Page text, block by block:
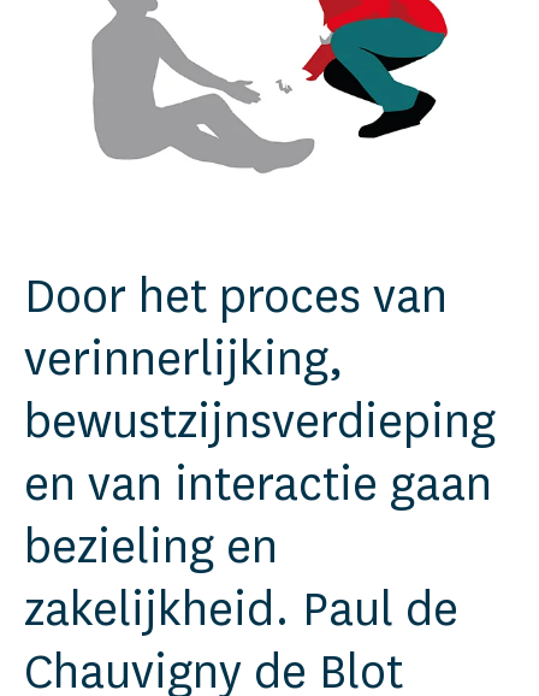
Door het proces van
verinnerlijking,
bewustzijnsverdieping
en van interactie gaan
bezieling en
zakelijkheid. Paul de
Chauvigny de Blot